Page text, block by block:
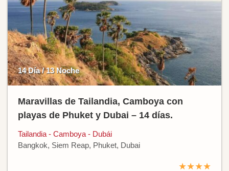
14 Día / 13 Noche
Maravillas de Tailandia, Camboya con
playas de Phuket y Dubai – 14 días.
Tailandia - Camboya - Dubái
Bangkok, Siem Reap, Phuket, Dubai
★★★★